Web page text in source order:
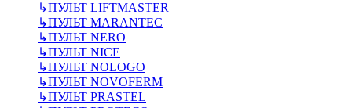
↳ПУЛЬТ LIFTMASTER
↳ПУЛЬТ MARANTEC
↳ПУЛЬТ NERO
↳ПУЛЬТ NICE
↳ПУЛЬТ NOLOGO
↳ПУЛЬТ NOVOFERM
↳ПУЛЬТ PRASTEL